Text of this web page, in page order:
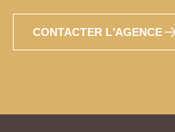
CONTACTER L'AGENCE